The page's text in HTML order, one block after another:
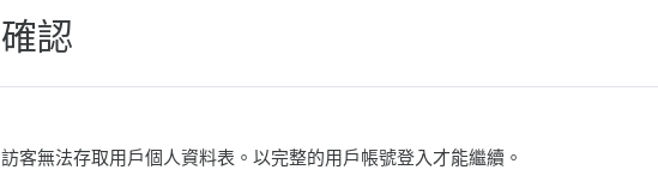
確認
訪客無法存取用戶個人資料表。以完整的用戶帳號登入才能繼續。